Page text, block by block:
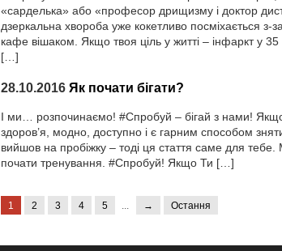
«сарделька» або «професор дрищизму і доктор
дзеркальна хвороба уже кокетливо посміхається
кафе вішаком. Якщо твоя ціль у житті – інфаркт у 35
[…]
28.10.2016 Як почати бігати?
І ми… розпочинаємо! #Спробуй – бігай з нами!
здоров’я, модно, доступно і є гарним способом
вийшов на пробіжку – тоді ця стаття саме для
почати тренування. #Спробуй! Якщо Ти […]
1 2 3 4 5 ... → Остання